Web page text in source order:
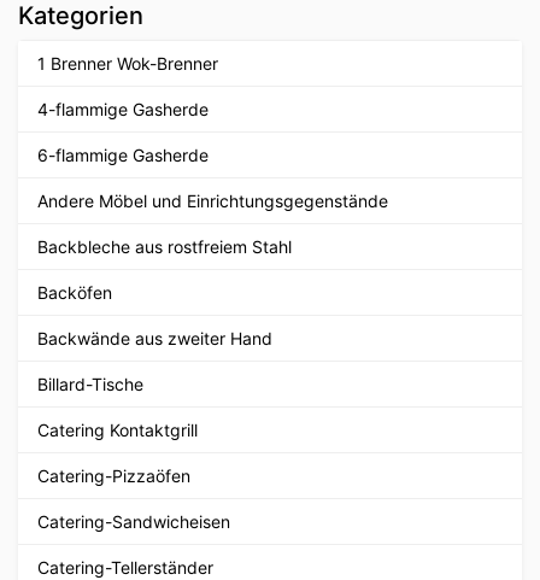
Kategorien
1 Brenner Wok-Brenner
4-flammige Gasherde
6-flammige Gasherde
Andere Möbel und Einrichtungsgegenstände
Backbleche aus rostfreiem Stahl
Backöfen
Backwände aus zweiter Hand
Billard-Tische
Catering Kontaktgrill
Catering-Pizzaöfen
Catering-Sandwicheisen
Catering-Tellerständer